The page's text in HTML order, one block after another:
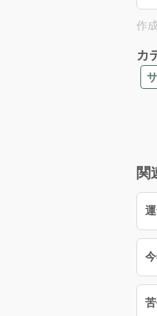
作
カ
関